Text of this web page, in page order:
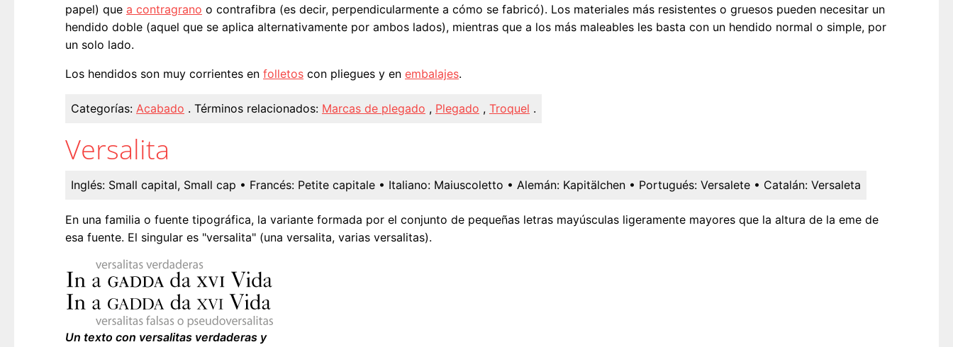
papel) que a contragrano o contrafibra (es decir, perpendicularmente a cómo se fabricó). Los materiales más resistentes o gruesos pueden necesitar un
hendido doble (aquel que se aplica alternativamente por ambos lados), mientras que a los más maleables les basta con un hendido normal o simple, por
un solo lado.
Los hendidos son muy corrientes en folletos con pliegues y en embalajes.
Categorías: Acabado . Términos relacionados: Marcas de plegado , Plegado , Troquel .
Versalita
Inglés: Small capital, Small cap • Francés: Petite capitale • Italiano: Maiuscoletto • Alemán: Kapitälchen • Portugués: Versalete • Catalán: Versaleta
En una familia o fuente tipográfica, la variante formada por el conjunto de pequeñas letras mayúsculas ligeramente mayores que la altura de la eme de
esa fuente. El singular es "versalita" (una versalita, varias versalitas).
Un texto con versalitas verdaderas y